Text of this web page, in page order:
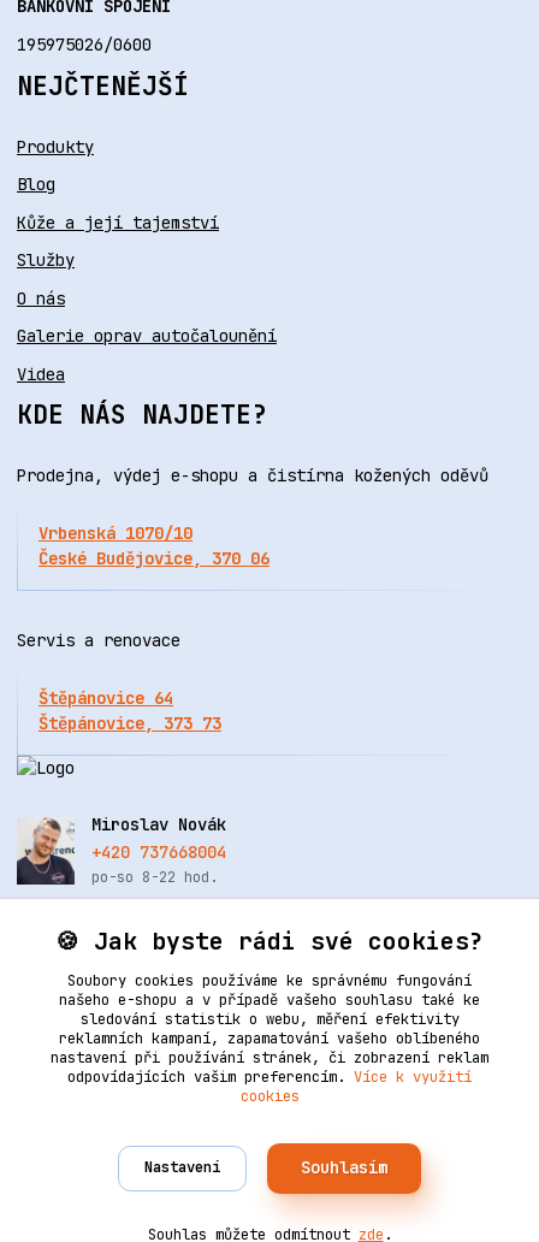
BANKOVNÍ SPOJENÍ
195975026/0600
NEJČTENĚJŠÍ
Produkty
Blog
Kůže a její tajemství
Služby
O nás
Galerie oprav autočalounění
Videa
KDE NÁS NAJDETE?
Prodejna, výdej e-shopu a čistírna kožených oděvů
Vrbenská 1070/10
České Budějovice, 370 06
Servis a renovace
Štěpánovice 64
Štěpánovice, 373 73
Miroslav Novák
+420 737668004
po-so 8-22 hod.
info@renovacekuze.cz
2006–2025 © Ledertechnik | Všechna práva vyhrazena. Design
Empiredesign nakódovalOndřejDvořák.com
Vytvořeno na Eshop-rychle.cz
🍪 Jak byste rádi své cookies?
Soubory cookies používáme ke správnému fungování
našeho e-shopu a v případě vašeho souhlasu také ke
sledování statistik o webu, měření efektivity
reklamních kampaní, zapamatování vašeho oblíbeného
nastavení při používání stránek, či zobrazení reklam
odpovídajících vašim preferencím. Více k využití
cookies
Nastavení Souhlasím
Souhlas můžete odmítnout zde .